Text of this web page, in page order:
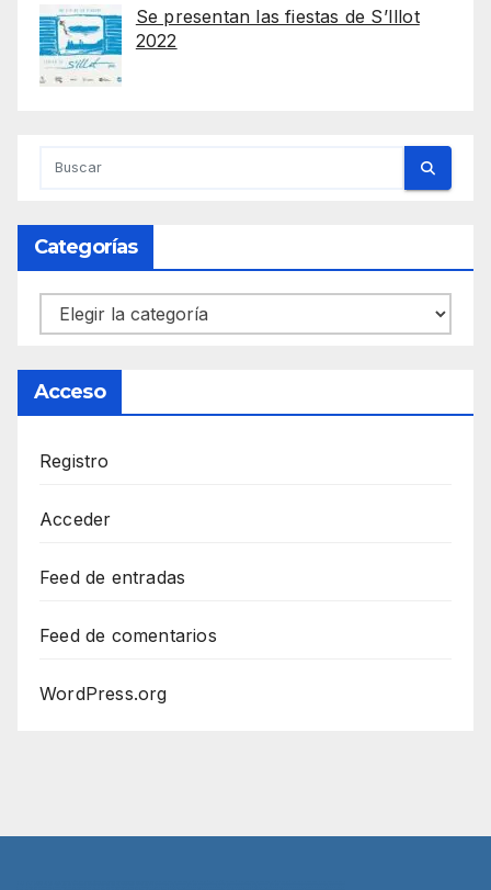
Se presentan las fiestas de S’Illot
2022
Categorías
Categorías
Acceso
Registro
Acceder
Feed de entradas
Feed de comentarios
WordPress.org